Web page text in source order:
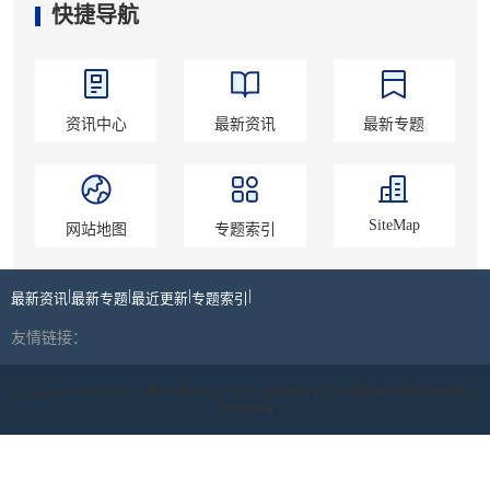
快捷导航
资讯中心 最新资讯 最新专题
网站地图 专题索引 SiteMap
最新资讯 最新专题 最近更新 专题索引
友情链接：